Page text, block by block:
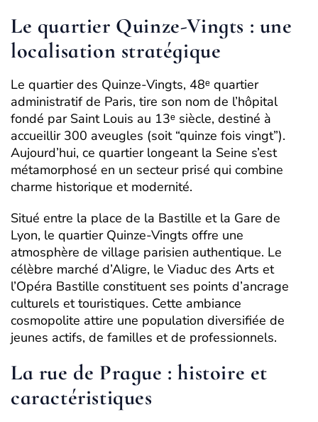
Le quartier Quinze-Vingts : une
localisation stratégique
Le quartier des Quinze-Vingts, 48ᵉ quartier
administratif de Paris, tire son nom de l’hôpital
fondé par Saint Louis au 13ᵉ siècle, destiné à
accueillir 300 aveugles (soit “quinze fois vingt”).
Aujourd’hui, ce quartier longeant la Seine s’est
métamorphosé en un secteur prisé qui combine
charme historique et modernité.
Situé entre la place de la Bastille et la Gare de
Lyon, le quartier Quinze-Vingts offre une
atmosphère de village parisien authentique. Le
célèbre marché d’Aligre, le Viaduc des Arts et
l’Opéra Bastille constituent ses points d’ancrage
culturels et touristiques. Cette ambiance
cosmopolite attire une population diversifiée de
jeunes actifs, de familles et de professionnels.
La rue de Prague : histoire et
caractéristiques